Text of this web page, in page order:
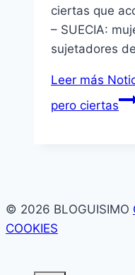
ciertas que
– SUECIA:
sujetadores
Leer más
pero ciertas
© 2026 BLOGUISIMO
COOKIES